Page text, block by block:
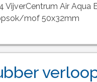
VijverCentrum Air Aqua
mof 50x32mm